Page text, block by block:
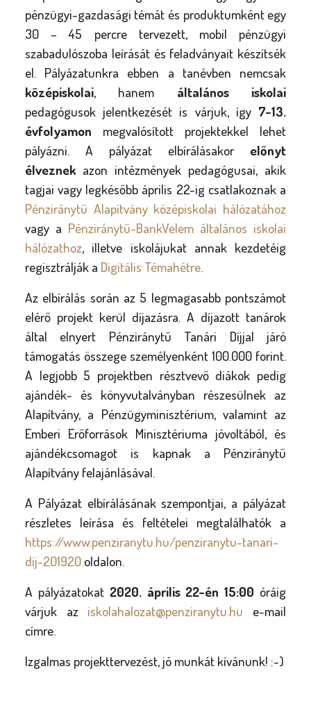
pénzügyi-gazdasági témát és produktumként egy
30 – 45 percre tervezett, mobil pénzügyi
szabadulószoba leírását és feladványait készítsék
el. Pályázatunkra ebben a tanévben nemcsak
középiskolai, hanem általános iskolai
pedagógusok jelentkezését is várjuk, így 7-13.
évfolyamon megvalósított projektekkel lehet
pályázni. A pályázat elbírálásakor előnyt
élveznekazon intézmények pedagógusai, akik
tagjai vagy legkésőbb április 22-ig csatlakoznak a
Pénziránytű Alapítvány középiskolai hálózatához
vagy a Pénziránytű-BankVelem általános iskolai
hálózathoz, illetve iskolájukat annak kezdetéig
regisztrálják a Digitális Témahétre.
Az elbírálás során az 5 legmagasabb pontszámot
elérő projekt kerül díjazásra. A díjazott tanárok
által elnyert Pénziránytű Tanári Díjjal járó
támogatás összege személyenként 100.000 forint.
A legjobb 5 projektben résztvevő diákok pedig
ajándék- és könyvutalványban részesülnek az
Alapítvány, a Pénzügyminisztérium, valamint az
Emberi Erőforrások Minisztériuma jóvoltából, és
ajándékcsomagot is kapnak a Pénziránytű
Alapítvány felajánlásával.
A Pályázat elbírálásának szempontjai, a pályázat
részletes leírása és feltételei megtalálhatók a
https://www.penziranytu.hu/penziranytu-tanari-
dij-201920oldalon.
A pályázatokat 2020. április 22-én 15:00 óráig
várjuk az iskolahalozat@penziranytu.hu e-mail
címre.
Izgalmas projekttervezést, jó munkát kívánunk! :-)